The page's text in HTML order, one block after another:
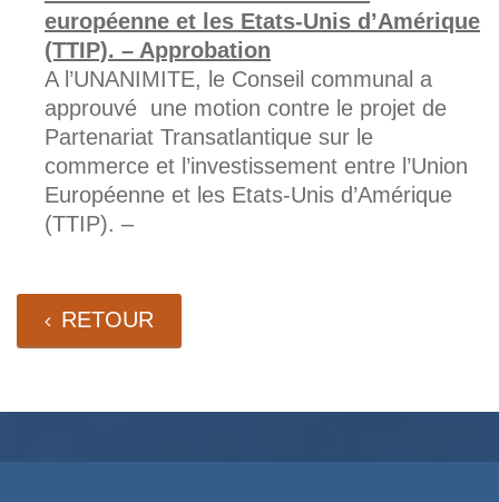
européenne et les Etats-Unis d’Amérique
(TTIP). – Approbation
A l’UNANIMITE, le Conseil communal a
approuvé une motion contre le projet de
Partenariat Transatlantique sur le
commerce et l’investissement entre l’Union
Européenne et les Etats-Unis d’Amérique
(TTIP). –
RETOUR